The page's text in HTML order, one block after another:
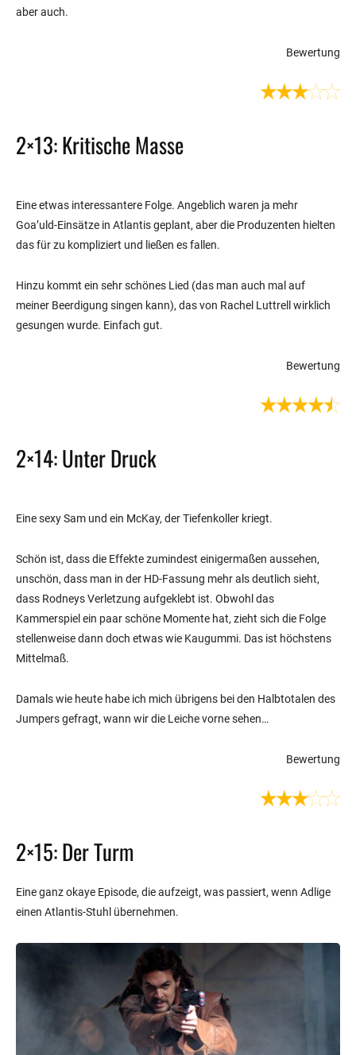
aber auch.
Bewertung
2×13: Kritische Masse
Eine etwas interessantere Folge. Angeblich waren ja mehr
Goa’uld-Einsätze in Atlantis geplant, aber die Produzenten hielten
das für zu kompliziert und ließen es fallen.
Hinzu kommt ein sehr schönes Lied (das man auch mal auf
meiner Beerdigung singen kann), das von Rachel Luttrell wirklich
gesungen wurde. Einfach gut.
Bewertung
2×14: Unter Druck
Eine sexy Sam und ein McKay, der Tiefenkoller kriegt.
Schön ist, dass die Effekte zumindest einigermaßen aussehen,
unschön, dass man in der HD-Fassung mehr als deutlich sieht,
dass Rodneys Verletzung aufgeklebt ist. Obwohl das
Kammerspiel ein paar schöne Momente hat, zieht sich die Folge
stellenweise dann doch etwas wie Kaugummi. Das ist höchstens
Mittelmaß.
Damals wie heute habe ich mich übrigens bei den Halbtotalen des
Jumpers gefragt, wann wir die Leiche vorne sehen…
Bewertung
2×15: Der Turm
Eine ganz okaye Episode, die aufzeigt, was passiert, wenn Adlige
einen Atlantis-Stuhl übernehmen.